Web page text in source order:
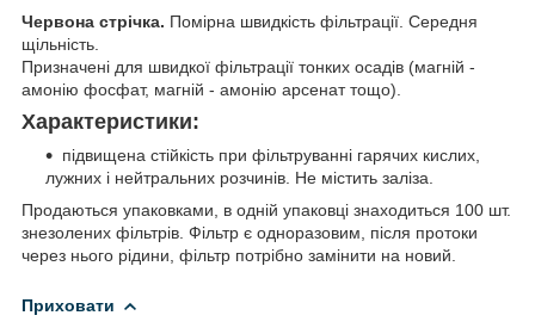
Червона стрічка. Помірна швидкість фільтрації. Середня
щільність.
Призначені для швидкої фільтрації тонких осадів (магній -
амонію фосфат, магній - амонію арсенат тощо).
Характеристики:
підвищена стійкість при фільтруванні гарячих кислих,
лужних і нейтральних розчинів. Не містить заліза.
Продаються упаковками, в одній упаковці знаходиться 100 шт.
знезолених фільтрів. Фільтр є одноразовим, після протоки
через нього рідини, фільтр потрібно замінити на новий.
Приховати